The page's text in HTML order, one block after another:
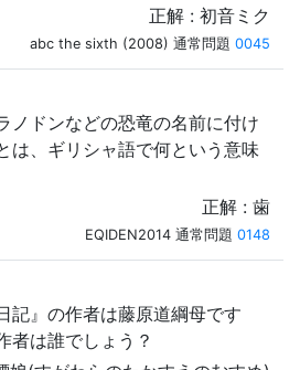
正解 : 初音ミク
abc the sixth (2008) 通常問題 0045
ノドンなどの恐竜の名前に付け
は、ギリシャ語で何という意味
正解 : 歯
EQIDEN2014 通常問題 0148
記』の作者は藤原道綱母です
者は誰でしょう？